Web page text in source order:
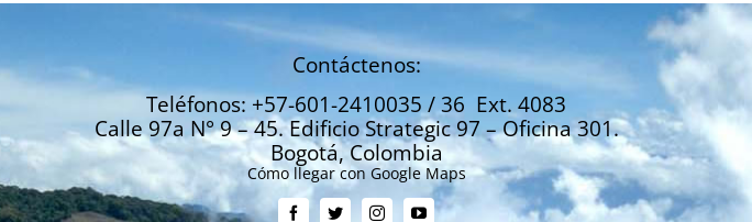
Contáctenos:
Teléfonos: +57-601-2410035 / 36 Ext. 4083
Calle 97a N° 9 – 45. Edificio Strategic 97 – Oficina 301.
Bogotá, Colombia
Cómo llegar con Google Maps